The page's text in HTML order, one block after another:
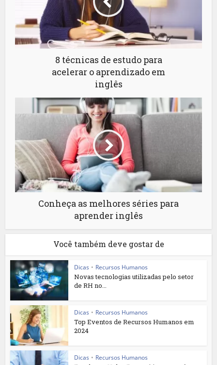
8 técnicas de estudo para
acelerar o aprendizado em
inglês
Conheça as melhores séries para
aprender inglês
Você também deve gostar de
Dicas • Recursos Humanos
Novas tecnologias utilizadas pelo setor
de RH no...
Dicas • Recursos Humanos
Top Eventos de Recursos Humanos em
2024
Dicas • Recursos Humanos